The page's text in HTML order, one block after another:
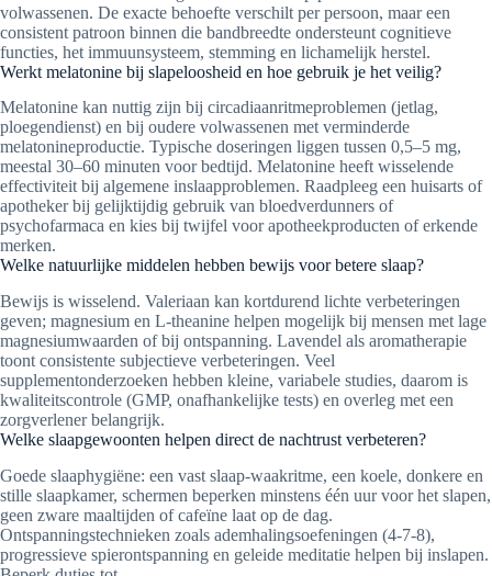
volwassenen. De exacte behoefte verschilt per persoon, maar een
consistent patroon binnen die bandbreedte ondersteunt cognitieve
functies, het immuunsysteem, stemming en lichamelijk herstel.
Werkt melatonine bij slapeloosheid en hoe gebruik je het veilig?
Melatonine kan nuttig zijn bij circadiaanritmeproblemen (jetlag,
ploegendienst) en bij oudere volwassenen met verminderde
melatonineproductie. Typische doseringen liggen tussen 0,5–5 mg,
meestal 30–60 minuten voor bedtijd. Melatonine heeft wisselende
effectiviteit bij algemene inslaapproblemen. Raadpleeg een huisarts of
apotheker bij gelijktijdig gebruik van bloedverdunners of
psychofarmaca en kies bij twijfel voor apotheekproducten of erkende
merken.
Welke natuurlijke middelen hebben bewijs voor betere slaap?
Bewijs is wisselend. Valeriaan kan kortdurend lichte verbeteringen
geven; magnesium en L-theanine helpen mogelijk bij mensen met lage
magnesiumwaarden of bij ontspanning. Lavendel als aromatherapie
toont consistente subjectieve verbeteringen. Veel
supplementonderzoeken hebben kleine, variabele studies, daarom is
kwaliteitscontrole (GMP, onafhankelijke tests) en overleg met een
zorgverlener belangrijk.
Welke slaapgewoonten helpen direct de nachtrust verbeteren?
Goede slaaphygiëne: een vast slaap-waakritme, een koele, donkere en
stille slaapkamer, schermen beperken minstens één uur voor het slapen,
geen zware maaltijden of cafeïne laat op de dag.
Ontspanningstechnieken zoals ademhalingsoefeningen (4-7-8),
progressieve spierontspanning en geleide meditatie helpen bij inslapen.